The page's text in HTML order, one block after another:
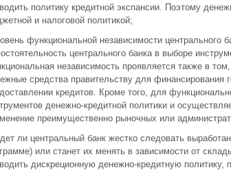
политику кредитной экспансии. Поэтому
и налоговой политикой;
функциональной независимости центрального
центрального банка в выборе
независимость проявляется также в
средства правительству для финансирования
кредитов. Кроме того, для
денежно-кредитной политики и
преимущественно рыночных или
ли центральный банк жестко следовать
или станет их менять в зависимости от
дискреционную денежно-кредитную